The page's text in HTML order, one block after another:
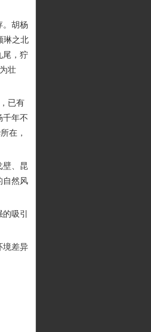
胡杨
琳之北
尾，狞
壮
已有
千年不
在，
、昆
自然风
吸引
境差异